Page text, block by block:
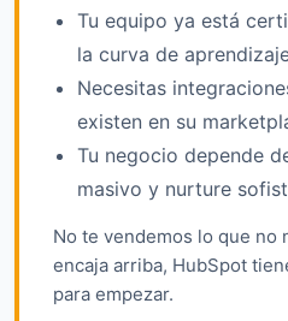
Tu equipo ya está
la curva de
Necesitas
existen en su
Tu negocio depende
masivo y nurture
No te vendemos lo que no
encaja arriba, HubSpot
para empezar.